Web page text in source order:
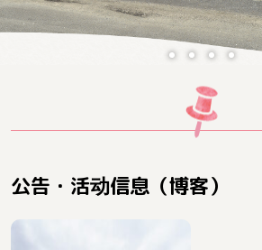
1 2 3
公告・活动信息（博客）